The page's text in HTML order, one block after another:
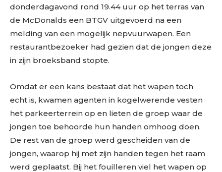
donderdagavond rond 19.44 uur op het terras van
de McDonalds een BTGV uitgevoerd na een
melding van een mogelijk nepvuurwapen. Een
restaurantbezoeker had gezien dat de jongen deze
in zijn broeksband stopte.
Omdat er een kans bestaat dat het wapen toch
echt is, kwamen agenten in kogelwerende vesten
het parkeerterrein op en lieten de groep waar de
jongen toe behoorde hun handen omhoog doen.
De rest van de groep werd gescheiden van de
jongen, waarop hij met zijn handen tegen het raam
werd geplaatst. Bij het fouilleren viel het wapen op